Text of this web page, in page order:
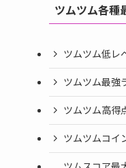
ツムツム各種
ツムツム低レ
ツムツム最強
ツムツム高得
ツムツムコイ